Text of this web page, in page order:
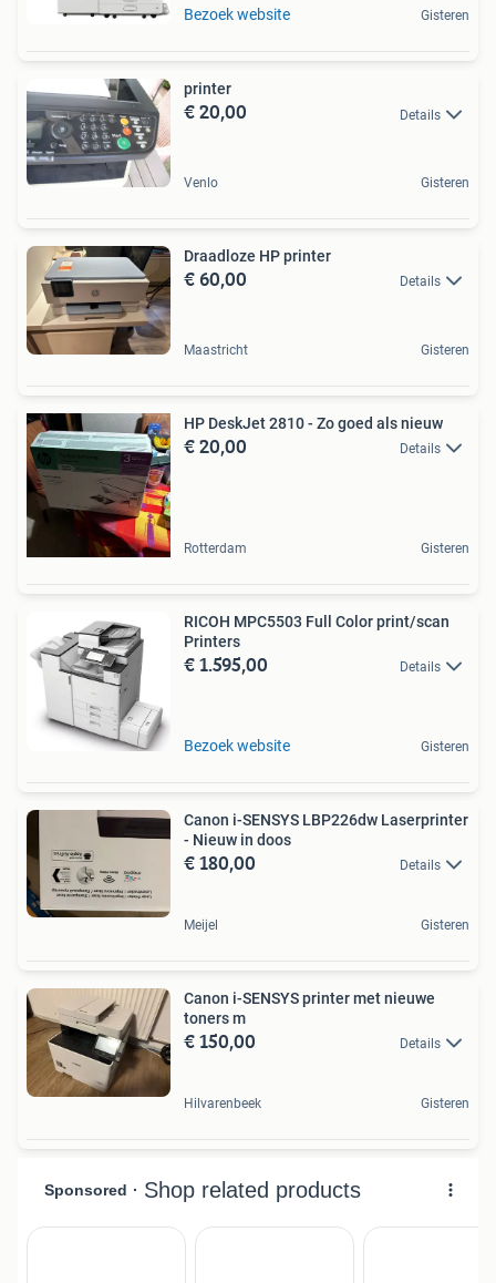
Bezoek website Gisteren
printer
€ 20,00 Details
Venlo Gisteren
Draadloze HP printer
€ 60,00 Details
Maastricht Gisteren
HP DeskJet 2810 - Zo goed als nieuw
€ 20,00 Details
Rotterdam Gisteren
RICOH MPC5503 Full Color print/scan
Printers
€ 1.595,00 Details
Bezoek website Gisteren
Canon i-SENSYS LBP226dw Laserprinter
- Nieuw in doos
€ 180,00 Details
Meijel Gisteren
Canon i-SENSYS printer met nieuwe
toners m
€ 150,00 Details
Hilvarenbeek Gisteren